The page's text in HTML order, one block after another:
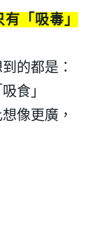
「吸毒」
的都是：
吸食 」
像更廣，